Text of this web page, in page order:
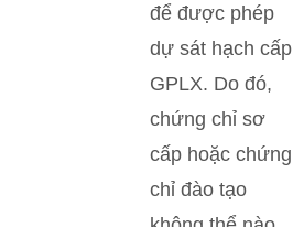
để được phép
dự sát hạch cấp
GPLX. Do đó,
chứng chỉ sơ
cấp hoặc chứng
chỉ đào tạo